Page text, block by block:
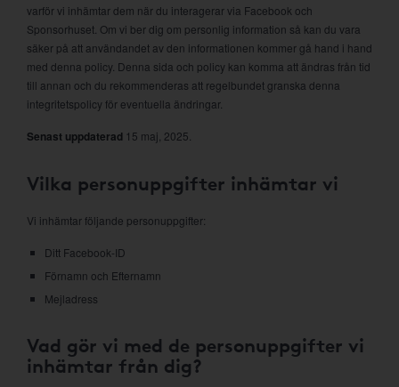
varför vi inhämtar dem när du interagerar via Facebook och
Sponsorhuset. Om vi ber dig om personlig information så kan du vara
säker på att användandet av den informationen kommer gå hand i hand
med denna policy. Denna sida och policy kan komma att ändras från tid
till annan och du rekommenderas att regelbundet granska denna
integritetspolicy för eventuella ändringar.
Senast uppdaterad 15 maj, 2025.
Vilka personuppgifter inhämtar vi
Vi inhämtar följande personuppgifter:
Ditt Facebook-ID
Förnamn och Efternamn
Mejladress
Vad gör vi med de personuppgifter vi
inhämtar från dig?